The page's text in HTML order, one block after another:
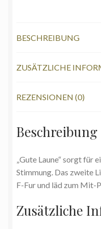
Menge
BESCHREIBUNG
ZUSÄTZLICHE
REZENSIONEN (0)
Beschreibung
„Gute Laune“ sorgt für
Stimmung. Das zweite
F-Fur und läd zum Mit-
Zusätzliche